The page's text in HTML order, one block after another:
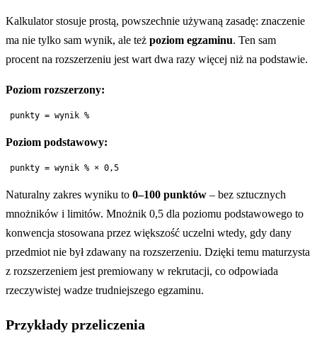
Kalkulator stosuje prostą, powszechnie używaną zasadę: znaczenie
ma nie tylko sam wynik, ale też poziom egzaminu. Ten sam
procent na rozszerzeniu jest wart dwa razy więcej niż na podstawie.
Poziom rozszerzony:
Poziom podstawowy:
Naturalny zakres wyniku to 0–100 punktów – bez sztucznych
mnożników i limitów. Mnożnik 0,5 dla poziomu podstawowego to
konwencja stosowana przez większość uczelni wtedy, gdy dany
przedmiot nie był zdawany na rozszerzeniu. Dzięki temu maturzysta
z rozszerzeniem jest premiowany w rekrutacji, co odpowiada
rzeczywistej wadze trudniejszego egzaminu.
Przykłady przeliczenia